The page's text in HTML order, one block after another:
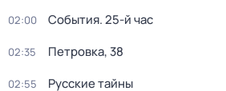
02:00 События. 25-й час
02:35 Петровка, 38
02:55 Русские тайны